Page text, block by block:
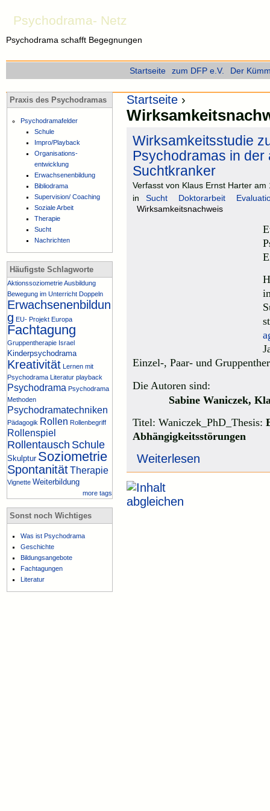
Psychodrama- Netz
Psychodrama schafft Begegnungen
Startseite ›
Wirksamkeitsstudie
Psychodramas in
Suchtkranker
Verfasst von Klaus Ernst Harter
in
Sucht Doktorarbeit
Wirksamkeitsnachweis
Einzel-, Paar- und
Die Autoren sind:
Sabine Waniczek,
Titel: Waniczek_PhD_Thesis:
Abhängigkeitsstörungen
Weiterlesen
Startseite zum DFP e.V. Der
Praxis des Psychodramas
Psychodramafelder
Schule
Impro/Playback
Organisations-
entwicklung
Erwachsenenbildung
Bibliodrama
Supervision/ Coaching
Soziale Arbeit
Therapie
Sucht
Nachrichten
Häufigste Schlagworte
AktionssoziometrieAusbildung
Bewegung im Unterricht Doppeln
Erwachsenenbildun
g EU- Projekt Europa
Fachtagung
Gruppentherapie Israel
Kinderpsychodrama
Kreativität Lernen mit
Psychodrama Literatur playback
Psychodrama Psychodrama
Methoden
Psychodramatechniken
Pädagogik Rollen Rollenbegriff
Rollenspiel
Rollentausch Schule
Skulptur Soziometrie
SpontanitätTherapie
Vignette Weiterbildung
more tags
Sonst noch Wichtiges
Was ist Psychodrama
Geschichte
Bildungsangebote
Fachtagungen
Literatur